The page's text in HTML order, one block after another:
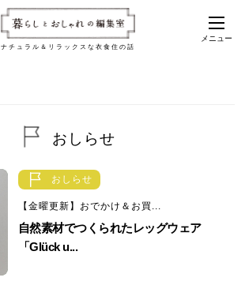
ナチュラル＆リラックスな衣食住の話
メニュー
おしらせ
おしらせ
【金曜更新】おでかけ＆お買...
自然素材でつくられたレッグウェア
「Glück u...